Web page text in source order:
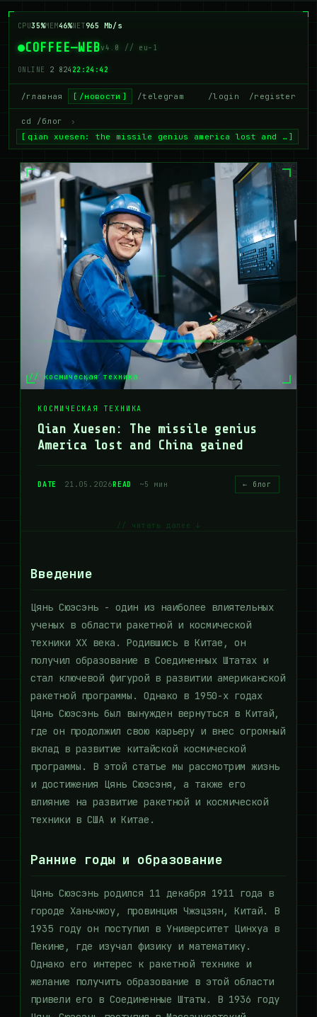
CPU40%MEM44%NET938 Mb/s
COFFEE—WEBv4.0 // eu-1
ONLINE 2 818 22:24:42
/главная /новости /telegram /login /register
cd /блог
›
qian xuesen: the missile genius america lost and …
// космическая техника
КОСМИЧЕСКАЯ ТЕХНИКА
Qian Xuesen: The missile genius
America lost and China gained
DATE 21.05.2026READ ~5 мин ← блог
// читать далее ↓
Введение
Цянь Сюэсэнь - один из наиболее влиятельных
ученых в области ракетной и космической
техники XX века. Родившись в Китае, он
получил образование в Соединенных Штатах и
стал ключевой фигурой в развитии американской
ракетной программы. Однако в 1950-х годах
Цянь Сюэсэнь был вынужден вернуться в Китай,
где он продолжил свою карьеру и внес огромный
вклад в развитие китайской космической
программы. В этой статье мы рассмотрим жизнь
и достижения Цянь Сюэсэня, а также его
влияние на развитие ракетной и космической
техники в США и Китае.
Ранние годы и образование
Цянь Сюэсэнь родился 11 декабря 1911 года в
городе Ханьчжоу, провинция Чжэцзян, Китай. В
1935 году он поступил в Университет Цинхуа в
Пекине, где изучал физику и математику.
Однако его интерес к ракетной технике и
желание получить образование в этой области
привели его в Соединенные Штаты. В 1936 году